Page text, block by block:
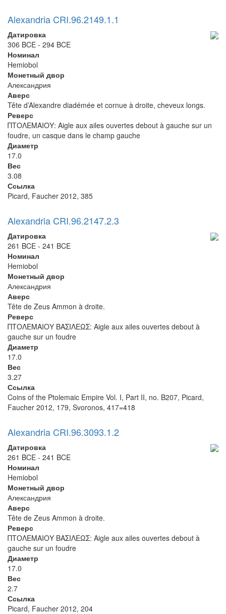
Alexandria CRI.96.2149.1.1
Датировка
306 BCE - 294 BCE
Номинал
Hemiobol
Монетный двор
Александрия
Аверс
Tête d’Alexandre diadémée et cornue à droite, cheveux longs.
Реверс
ΠΤΟΛΕΜΑΙΟΥ: Aigle aux ailes ouvertes debout à gauche sur un
foudre, un casque dans le champ gauche
Диаметр
17.0
Вес
3.08
Ссылка
Picard, Faucher 2012, 385
Alexandria CRI.96.2147.2.3
Датировка
261 BCE - 241 BCE
Номинал
Hemiobol
Монетный двор
Александрия
Аверс
Tête de Zeus Ammon à droite.
Реверс
ΠΤΟΛΕΜΑΙΟΥ ΒΑΣΙΛΕΩΣ: Aigle aux ailes ouvertes debout à
gauche sur un foudre
Диаметр
17.0
Вес
3.27
Ссылка
Coins of the Ptolemaic Empire Vol. I, Part II, no. B207, Picard,
Faucher 2012, 179, Svoronos, 417=418
Alexandria CRI.96.3093.1.2
Датировка
261 BCE - 241 BCE
Номинал
Hemiobol
Монетный двор
Александрия
Аверс
Tête de Zeus Ammon à droite.
Реверс
ΠΤΟΛΕΜΑΙΟΥ ΒΑΣΙΛΕΩΣ: Aigle aux ailes ouvertes debout à
gauche sur un foudre
Диаметр
17.0
Вес
2.7
Ссылка
Picard, Faucher 2012, 204